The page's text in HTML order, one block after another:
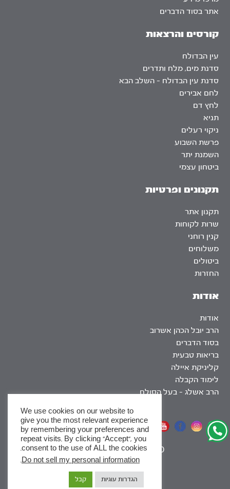
אודות
אודות
הרב יובל הכהן אשרוב
בסוד הדברים
בריאות טבעית
קליניקת איילה
לימוד הקבלה
הרב אשלג – בעל הסולם
אתר בסוד הדברים
קורסים והרצאות
עין הבדולח
סדנת מים, מלח ותדרים
סדנת עין הבדולח – השלב הבא
לחם אבירים
לחץ דם
תניא
ניקוי רעלים
פרשת השבוע
השמנת יתר
ביטחון עצמי
תקנונים ופרטיות
תקנון אתר
שרות לקוחות
קנין רוחני
משלוחים
ביטולים
החזרות
אתר שומר שבת
SEO
|
We use cookies on our website to
give you the most relevant experience
by remembering your preferences and
repeat visits. By clicking “Accept”, you
consent to the use of ALL the cookies.
Do not sell my personal information
.
הגדרות עוגיות קבל
x